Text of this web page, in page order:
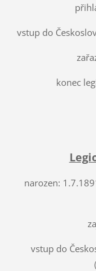
vstup do
konec
narozen:
vstup do